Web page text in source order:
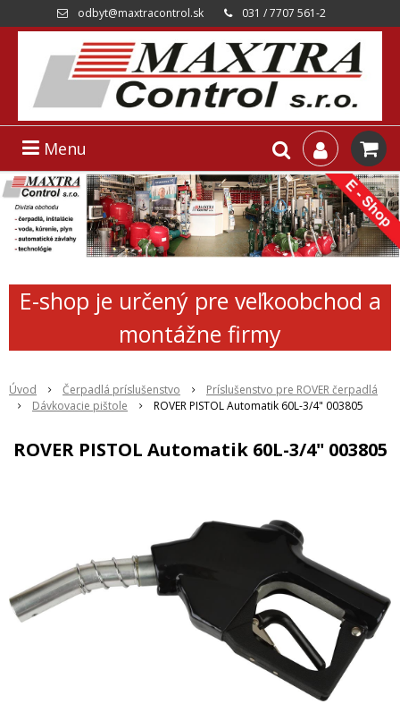
odbyt@maxtracontrol.sk 031 / 7707 561-2
Menu
E-shop je určený pre veľkoobchod a
montážne firmy
Úvod Čerpadlá príslušenstvo
Príslušenstvo pre ROVER čerpadlá
Dávkovacie pištole
ROVER PISTOL Automatik 60L-3/4" 003805
ROVER PISTOL Automatik 60L-3/4" 003805